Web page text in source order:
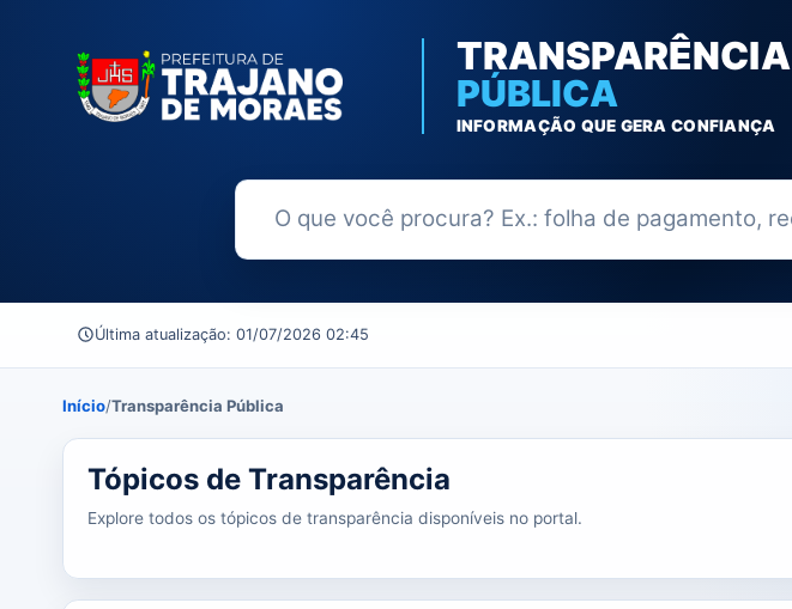
TRANSPARÊNCIA
PÚBLICA
INFORMAÇÃO QUE GERA CONFIANÇA
Buscar no Portal da Transparência
Última atualização: 01/07/2026 02:45
Início/Transparência Pública
39 tópicos carregados do banco de dados.
Tópicos de Transparência
Explore todos os tópicos de transparência disponíveis no portal.